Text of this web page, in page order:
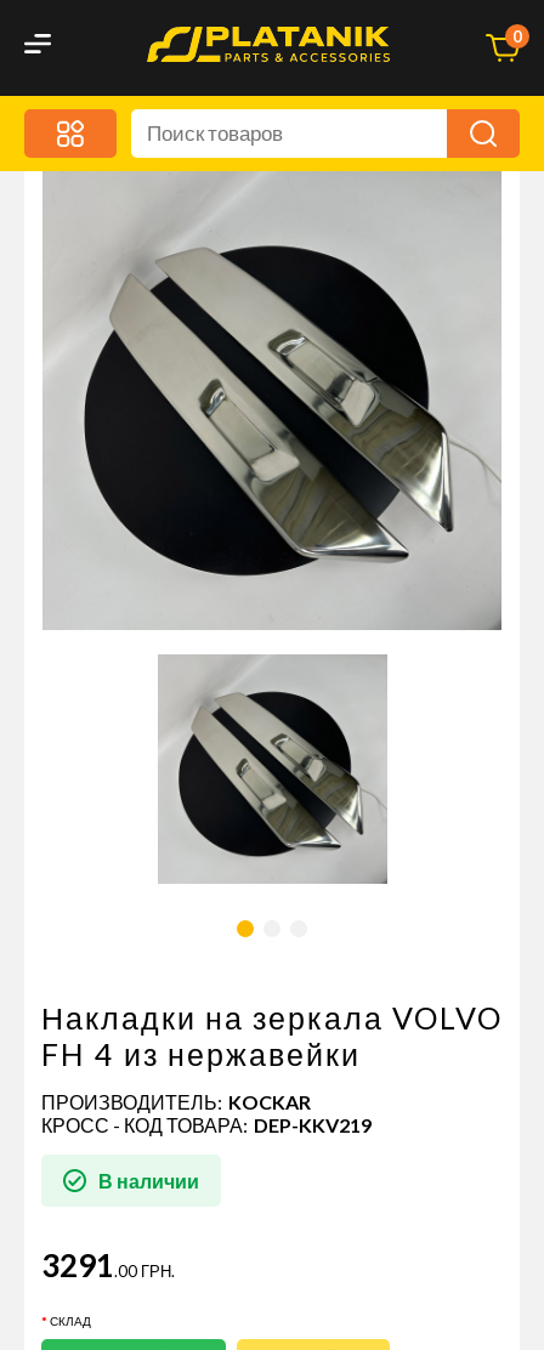
0
Меню
Акционные предложения
Дорожная кухня
Автохимия и уход
Оптика и светотехника
Брызговики
Запчасти кузова и зеркала
Малый коммерческий транспорт
Маркировочные знаки и светоотражатели
Пневматические соединения
Инструменты
Автономное отопление и
кондиционировани
Стяжные ремни и тросы
Накладки на зеркала VOLVO
FH 4 из нержавейки
ПРОИЗВОДИТЕЛЬ: KOCKAR
КРОСС - КОД ТОВАРА: DEP-KKV219
В наличии
3291.00 ГРН.
СКЛАД